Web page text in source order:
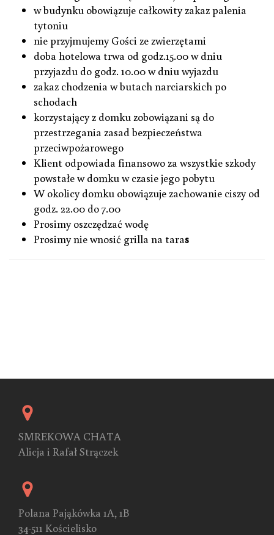
w budynku obowiązuje całkowity zakaz palenia
tytoniu
nie przyjmujemy Gości ze zwierzętami
doba hotelowa trwa od godz.15.00 w dniu
przyjazdu do godz. 10.00 w dniu wyjazdu
zakaz chodzenia w butach narciarskich po
schodach
korzystający z domku zobowiązani są do
przestrzegania zasad bezpieczeństwa
przeciwpożarowego
Klient odpowiada finansowo za wszystkie szkody
powstałe w domku w czasie jego pobytu
W okolicy domku obowiązuje zachowanie ciszy od
godz. 22.00 do 7.00
Prosimy oszczędzać wodę
Prosimy nie wnosić grilla na taras
SMREKOWA CHATA
Alicja i Rafał Strączek
Polana Pająkówka 1A, 1B
34-511 Kościelisko